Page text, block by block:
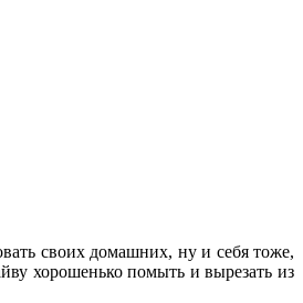
своих домашних, ну и себя тоже,
хорошенько помыть и вырезать из